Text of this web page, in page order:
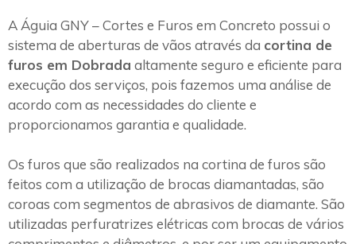
A Águia GNY – Cortes e Furos em Concreto possui o
sistema de aberturas de vãos através da cortina de
furos em Dobrada altamente seguro e eficiente para
execução dos serviços, pois fazemos uma análise de
acordo com as necessidades do cliente e
proporcionamos garantia e qualidade.
Os furos que são realizados na cortina de furos são
feitos com a utilização de brocas diamantadas, são
coroas com segmentos de abrasivos de diamante. São
utilizadas perfuratrizes elétricas com brocas de vários